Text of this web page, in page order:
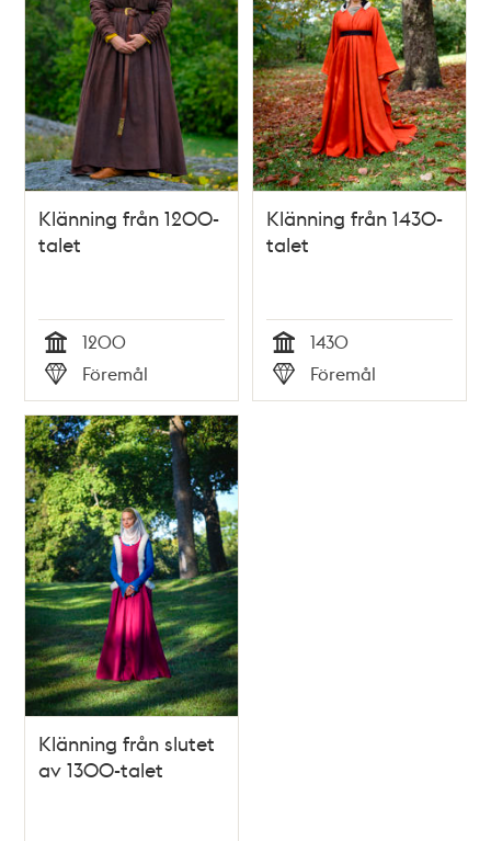
Klänning från 1200-
talet
Tid
1200
Typ
Föremål
Klänning från 1430-
talet
Tid
1430
Typ
Föremål
Klänning från slutet
av 1300-talet